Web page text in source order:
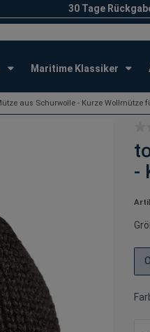
30 Tage
Maritime Klassiker
aus Schurwolle - Kurze Wollmütze
-